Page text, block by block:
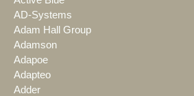
AD-Systems
Adam Hall Group
Adamson
Adapoe
Adapteo
Adder